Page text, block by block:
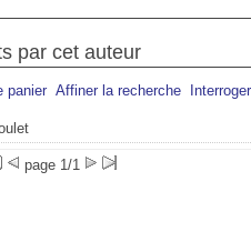
par cet auteur
panier Affiner la recherche
page 1/1